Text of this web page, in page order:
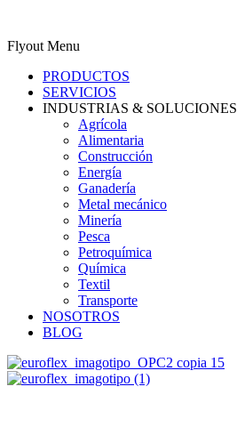
Flyout Menu
PRODUCTOS
SERVICIOS
INDUSTRIAS & SOLUCIONES
Agrícola
Alimentaria
Construcción
Energía
Ganadería
Metal mecánico
Minería
Pesca
Petroquímica
Química
Textil
Transporte
NOSOTROS
BLOG